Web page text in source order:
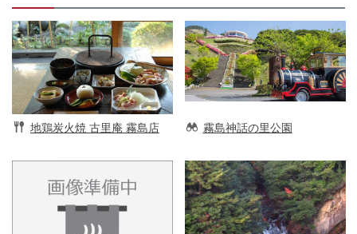
地鶏炭火焼 古里庵 霧島店 霧島神話の里公園